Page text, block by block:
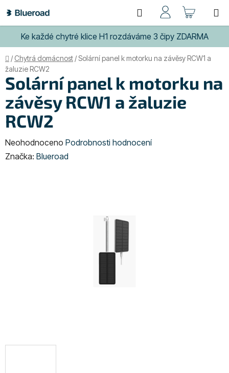
na
obsah
Ke každé chytré klice H1 rozdáváme 3 čipy ZDARMA
Hledat
KOŠÍK
Domů
/ Chytrá domácnost /Solární panel k motorku na závěsy RCW1 a
žaluzie RCW2
Solární panel k motorku na
závěsy RCW1 a žaluzie
RCW2
Průměrné
hodnocení
Neohodnoceno Podrobnosti hodnocení
Značka: Blueroad